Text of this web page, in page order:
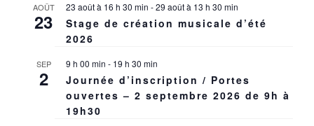
AOÛT
23
23 août à 16 h 30 min -29 août à 13 h 30 min
Stage de création musicale d’été
2026
SEP
2
9 h 00 min - 19 h 30 min
Journée d’inscription / Portes
ouvertes – 2 septembre 2026 de 9h à
19h30